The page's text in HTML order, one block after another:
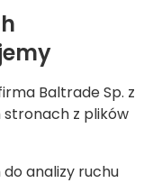
Baltrade Sp. z
stronach z plików
analizy ruchu